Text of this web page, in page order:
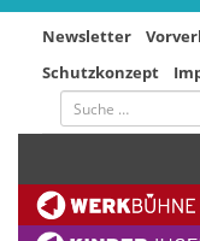
Newsletter
Schutzkonzept